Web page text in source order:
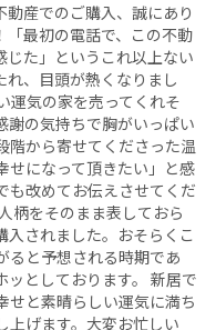
動産でのご購入、誠にあり
「最初の電話で、この不動
じた」というこれ以上ない
れ、目頭が熱くなりまし
運気の家を売ってくれそ
謝の気持ちで胸がいっぱい
階から寄せてくださった温
せになって頂きたい」と感
も改めてお伝えさせてくだ
柄をそのまま表しておら
入されました。おそらくこ
ると予想される時期であ
ッとしております。 新居で
せと素晴らしい運気に満ち
上げます。大変お忙しい